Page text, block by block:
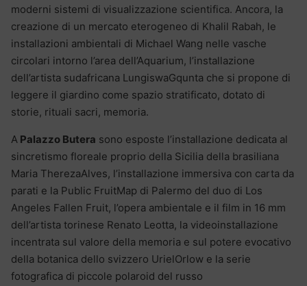
moderni sistemi di visualizzazione scientifica. Ancora, la
creazione di un mercato eterogeneo di Khalil Rabah, le
installazioni ambientali di Michael Wang nelle vasche
circolari intorno l’area dell’Aquarium, l’installazione
dell’artista sudafricana LungiswaGqunta che si propone di
leggere il giardino come spazio stratificato, dotato di
storie, rituali sacri, memoria.
A Palazzo Butera sono esposte l’installazione dedicata al
sincretismo floreale proprio della Sicilia della brasiliana
Maria TherezaAlves, l’installazione immersiva con carta da
parati e la Public FruitMap di Palermo del duo di Los
Angeles Fallen Fruit, l’opera ambientale e il film in 16 mm
dell’artista torinese Renato Leotta, la videoinstallazione
incentrata sul valore della memoria e sul potere evocativo
della botanica dello svizzero UrielOrlow e la serie
fotografica di piccole polaroid del russo